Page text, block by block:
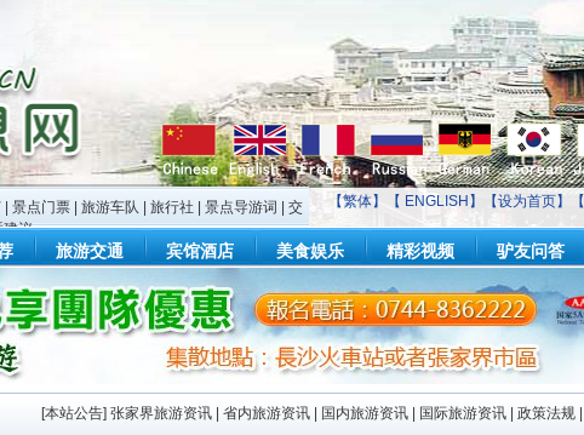
【繁体】【 ENGLISH 】【设为首页】【
景点门票 旅游车队 旅行社 景点导游词
交
建议
旅游交通 宾馆酒店 美食娱乐 精彩视频 驴友问答
[本站公告] 张家界旅游资讯 省内旅游资讯 国内旅游资讯 国际旅游资讯 政策法规